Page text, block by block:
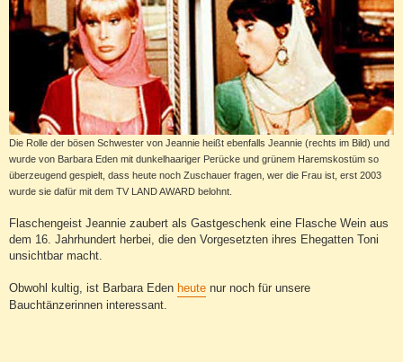
Die Rolle der bösen Schwester von Jeannie heißt ebenfalls Jeannie (rechts im Bild) und
wurde von Barbara Eden mit dunkelhaariger Perücke und grünem Haremskostüm so
überzeugend gespielt, dass heute noch Zuschauer fragen, wer die Frau ist, erst 2003
wurde sie dafür mit dem TV LAND AWARD belohnt.
Flaschengeist Jeannie zaubert als Gastgeschenk eine Flasche Wein aus
dem 16. Jahrhundert herbei, die den Vorgesetzten ihres Ehegatten Toni
unsichtbar macht.
Obwohl kultig, ist Barbara Eden heute nur noch für unsere
Bauchtänzerinnen interessant.